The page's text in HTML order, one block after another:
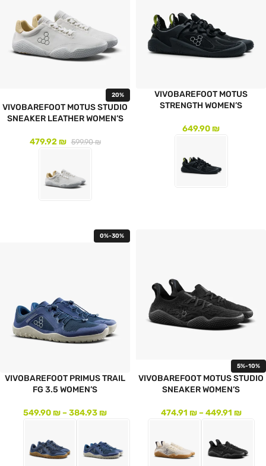
VIVOBAREFOOT MOTUS
STRENGTH WOMEN’S
649.90₪
20%
VIVOBAREFOOT MOTUS STUDIO
SNEAKER LEATHER WOMEN’S
599.90₪
479.92₪
5%-10%
VIVOBAREFOOT MOTUS STUDIO
SNEAKER WOMEN’S
449.91 ₪
–
474.91 ₪
0%-30%
VIVOBAREFOOT PRIMUS TRAIL
FG 3.5 WOMEN’S
384.93₪
–
549.90₪